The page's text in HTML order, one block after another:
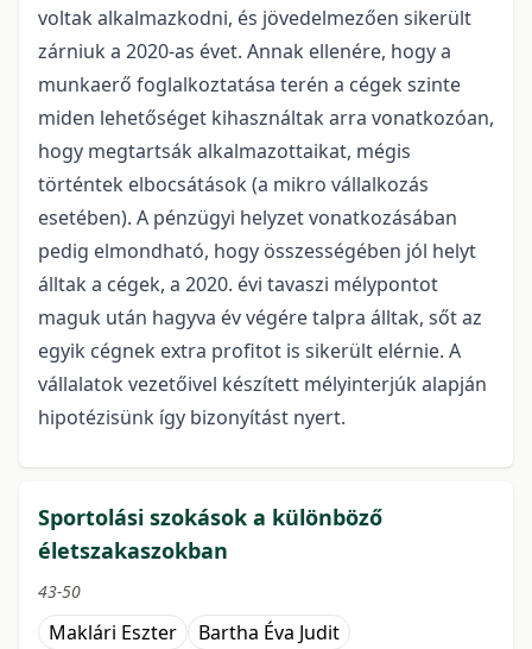
voltak alkalmazkodni, és jövedelmezően sikerült
zárniuk a 2020-as évet. Annak ellenére, hogy a
munkaerő foglalkoztatása terén a cégek szinte
miden lehetőséget kihasználtak arra vonatkozóan,
hogy megtartsák alkalmazottaikat, mégis
történtek elbocsátások (a mikro vállalkozás
esetében). A pénzügyi helyzet vonatkozásában
pedig elmondható, hogy összességében jól helyt
álltak a cégek, a 2020. évi tavaszi mélypontot
maguk után hagyva év végére talpra álltak, sőt az
egyik cégnek extra profitot is sikerült elérnie. A
vállalatok vezetőivel készített mélyinterjúk alapján
hipotézisünk így bizonyítást nyert.
Sportolási szokások a különböző
életszakaszokban
43-50
Maklári Eszter Bartha Éva Judit